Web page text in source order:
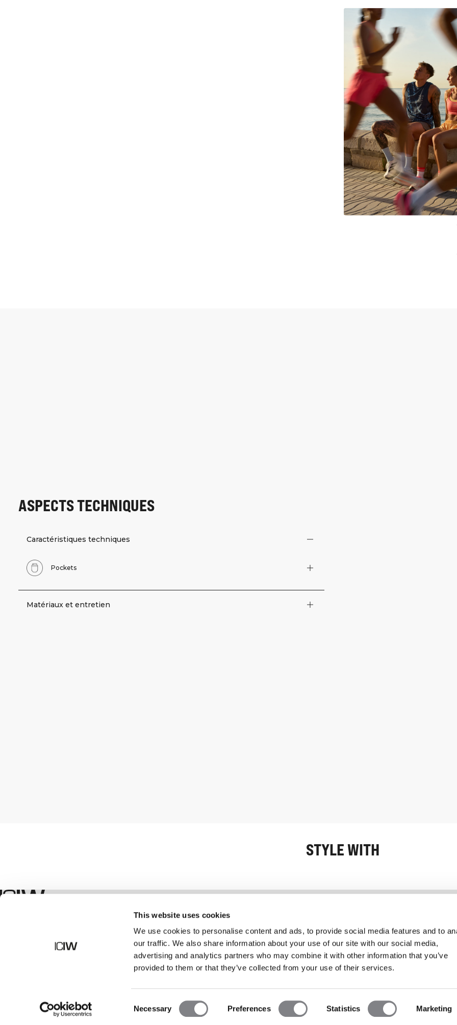
This website uses cookies
We use cookies to personalise content and ads, to provide social media features and to
our traffic. We also share information about your use of our site with our social media,
advertising and analytics partners who may combine it with other information that you’ve
provided to them or that they’ve collected from your use of their services.
Selection
Necessary Preferences Statistics Marketing
ASPECTS TECHNIQUES
Caractéristiques techniques
Pockets
Matériaux et entretien
STYLE WITH